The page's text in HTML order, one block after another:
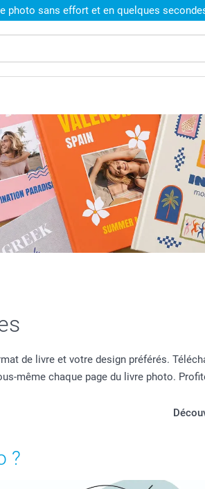
photo sans effort et en quelques
de livre et votre design préférés.
même chaque page du livre photo.
?